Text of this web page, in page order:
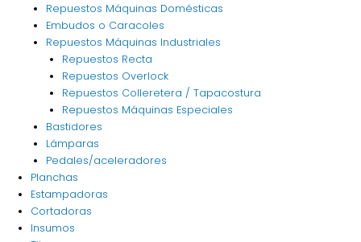
Repuestos Máquinas Domésticas
Embudos o Caracoles
Repuestos Máquinas Industriales
Repuestos Recta
Repuestos Overlock
Repuestos Colleretera / Tapacostura
Repuestos Máquinas Especiales
Bastidores
Lámparas
Pedales/aceleradores
Planchas
Estampadoras
Cortadoras
Insumos